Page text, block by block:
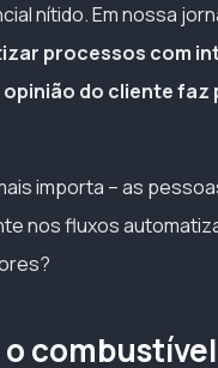
nítido. Em nossa
processos com
do cliente faz
importa – as
nos fluxos